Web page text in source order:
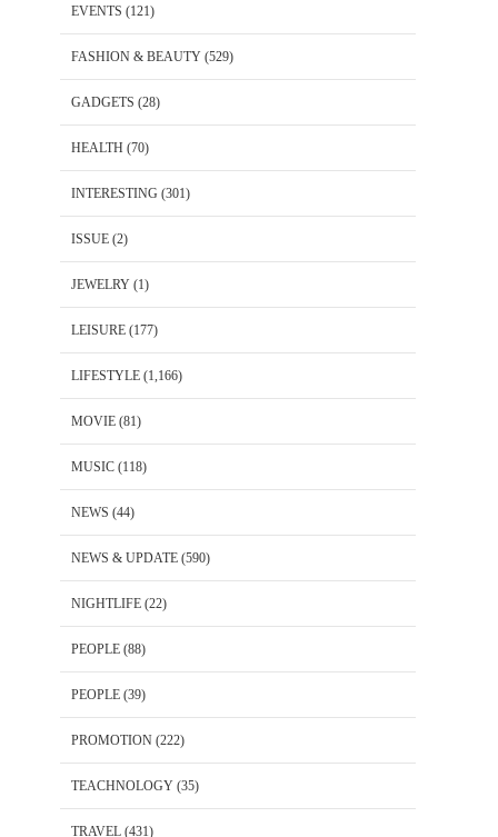
EVENTS (121)
FASHION & BEAUTY (529)
GADGETS (28)
HEALTH (70)
INTERESTING (301)
ISSUE (2)
JEWELRY (1)
LEISURE (177)
LIFESTYLE (1,166)
MOVIE (81)
MUSIC (118)
NEWS (44)
NEWS & UPDATE (590)
NIGHTLIFE (22)
PEOPLE (88)
PEOPLE (39)
PROMOTION (222)
TEACHNOLOGY (35)
TRAVEL (431)